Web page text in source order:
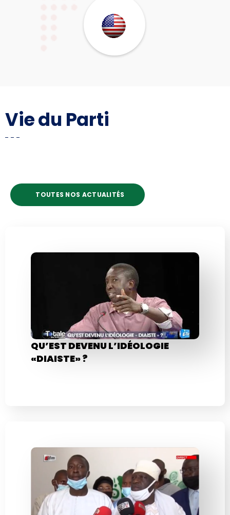
Vie du Parti
TOUTES NOS ACTUALITÉS
QU’EST DEVENU L’IDÉOLOGIE
«DIAISTE» ?